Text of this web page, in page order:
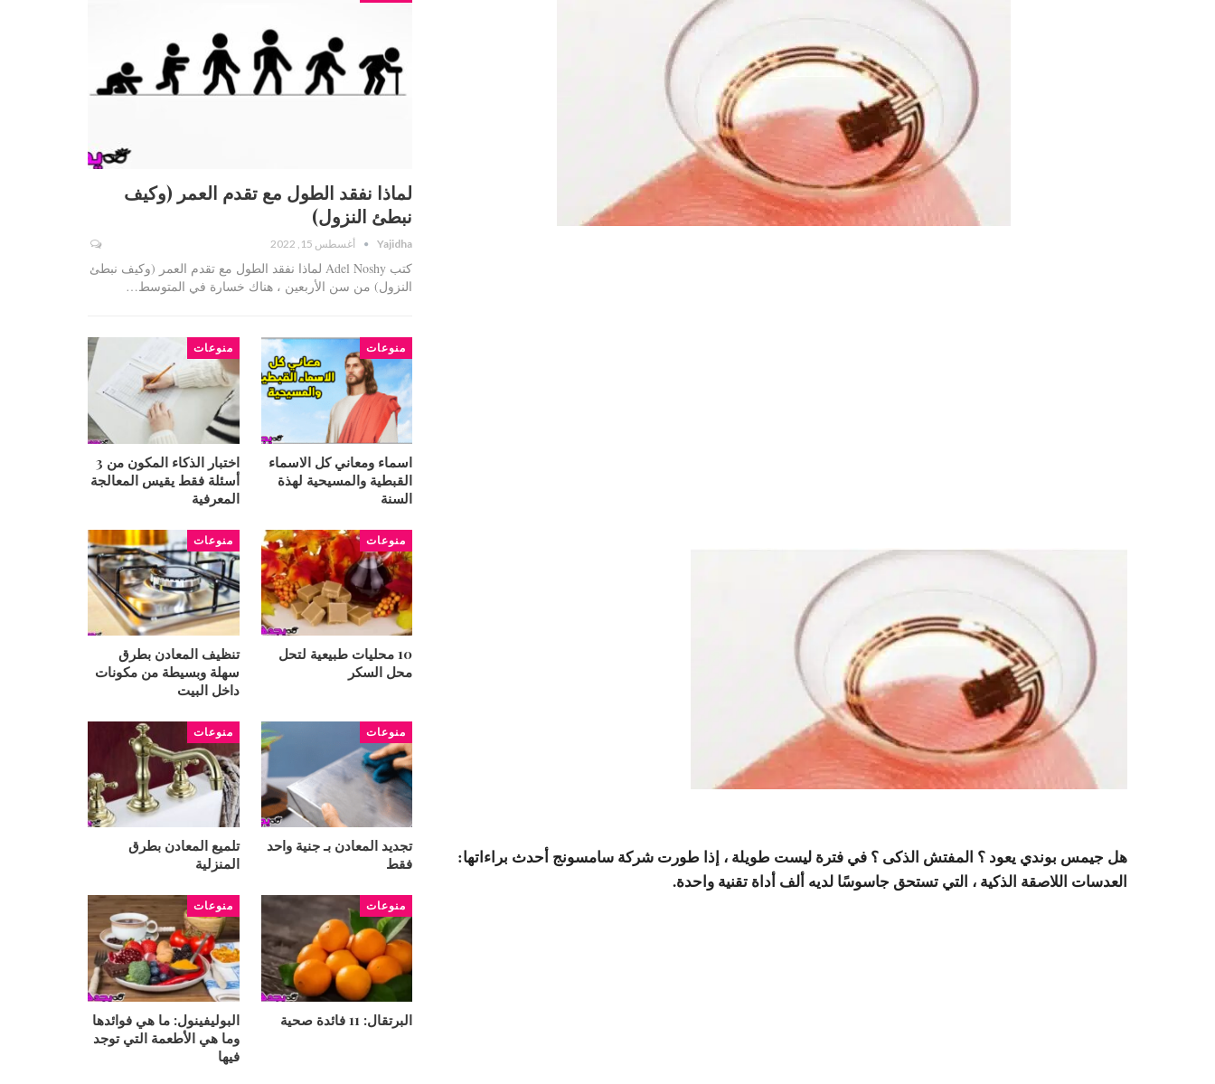
هل جيمس بوندي يعود ؟ المفتش الذكى ؟ في فترة ليست طويلة ، إذا طورت شركة سامسونج أحدث براءاتها:
العدسات اللاصقة الذكية ، التي تستحق جاسوسًا لديه ألف أداة تقنية واحدة.
لماذا نفقد الطول مع تقدم العمر (وكيف
نبطئ النزول)
Yajidha أغسطس 15, 2022
كتب Adel Noshy لماذا نفقد الطول مع تقدم العمر (وكيف نبطئ
النزول) من سن الأربعين ، هناك خسارة في المتوسط…
منوعات
اسماء ومعاني كل الاسماء
القبطية والمسيحية لهذة
السنة
منوعات
اختبار الذكاء المكون من 3
أسئلة فقط يقيس المعالجة
المعرفية
منوعات
10 محليات طبيعية لتحل
محل السكر
منوعات
تنظيف المعادن بطرق
سهلة وبسيطة من مكونات
داخل البيت
منوعات
تجديد المعادن بـ جنية واحد
فقط
منوعات
تلميع المعادن بطرق
المنزلية
منوعات
البرتقال: 11 فائدة صحية
منوعات
البوليفينول: ما هي فوائدها
وما هي الأطعمة التي توجد
فيها